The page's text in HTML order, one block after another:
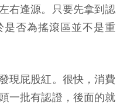
右逢源。只要先拿到認
否為搖滾區並不是重
屁股紅。很快，消費
一批有認證，後面的就